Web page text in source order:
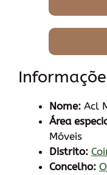
Nome: Acl
Área
Móveis
Distrito:
Concelho: